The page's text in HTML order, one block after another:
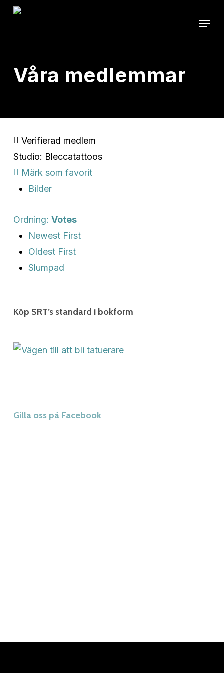
Skip
Menu
Våra medlemmar
Verifierad medlem
Studio: Bleccatattoos
Märk som favorit
Bilder
Ordning: Votes
Newest First
Oldest First
Slumpad
Köp SRT’s standard i bokform
Gilla oss på Facebook